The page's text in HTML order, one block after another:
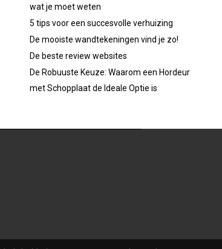
wat je moet weten
5 tips voor een succesvolle verhuizing
De mooiste wandtekeningen vind je zo!
De beste review websites
De Robuuste Keuze: Waarom een Hordeur
met Schopplaat de Ideale Optie is